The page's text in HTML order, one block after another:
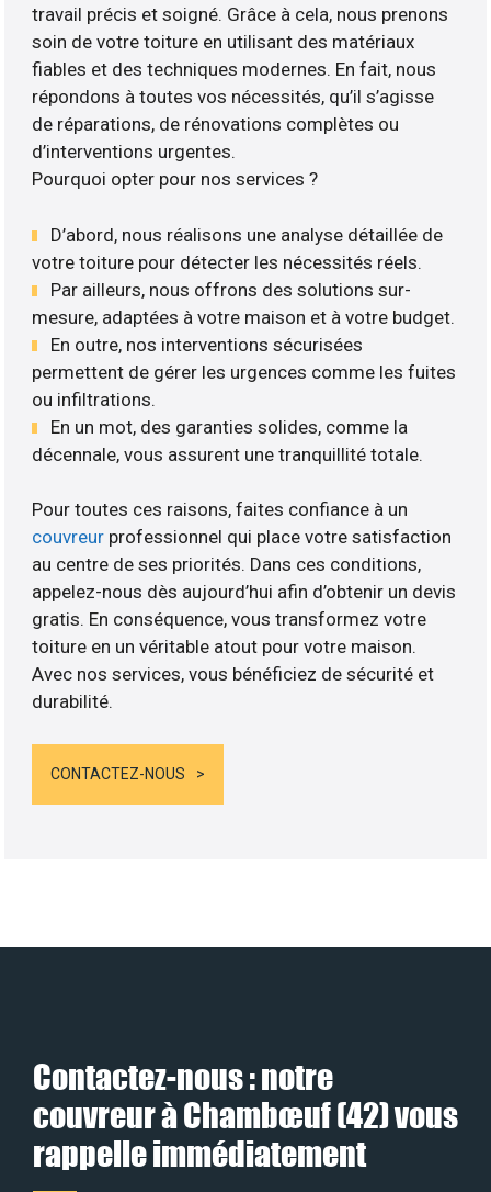
travail précis et soigné. Grâce à cela, nous prenons
soin de votre toiture en utilisant des matériaux
fiables et des techniques modernes. En fait, nous
répondons à toutes vos nécessités, qu’il s’agisse
de réparations, de rénovations complètes ou
d’interventions urgentes.
Pourquoi opter pour nos services ?
D’abord, nous réalisons une analyse détaillée de
votre toiture pour détecter les nécessités réels.
Par ailleurs, nous offrons des solutions sur-
mesure, adaptées à votre maison et à votre budget.
En outre, nos interventions sécurisées
permettent de gérer les urgences comme les fuites
ou infiltrations.
En un mot, des garanties solides, comme la
décennale, vous assurent une tranquillité totale.
Pour toutes ces raisons, faites confiance à un
couvreur professionnel qui place votre satisfaction
au centre de ses priorités. Dans ces conditions,
appelez-nous dès aujourd’hui afin d’obtenir un devis
gratis. En conséquence, vous transformez votre
toiture en un véritable atout pour votre maison.
Avec nos services, vous bénéficiez de sécurité et
durabilité.
CONTACTEZ-NOUS
Contactez-nous : notre
couvreur à Chambœuf (42) vous
rappelle immédiatement